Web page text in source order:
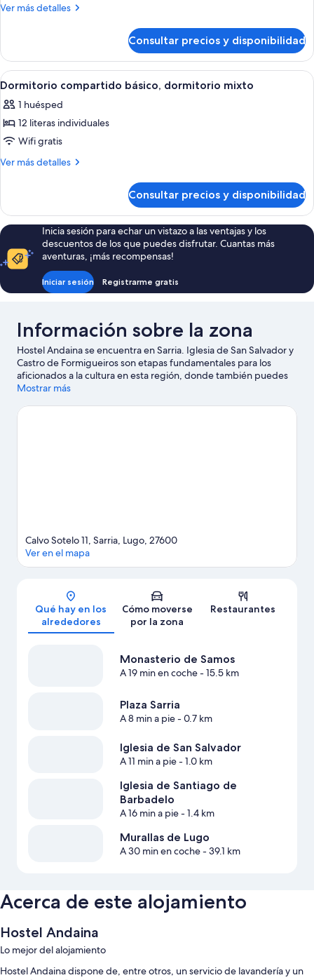
habitación
Ver más detalles
Más
individual
en
habitación
Consultar precios y disponibilidad
Abrir
todas
las
fotos
de
Dormitorio
dormitorio
mixto
Una cama litera con el número 20
4
Dormitorio compartido básico, dormitorio mixto
1 huésped
12 literas individuales
Wifi gratis
Ver más detalles
Más
compartido
básico,
dormitorio
mixto
Consultar precios y disponibilidad
Inicia sesión para echar un vistazo a las ventajas y los
descuentos de los que puedes disfrutar. Cuantas más
aventuras, ¡más recompensas!
Iniciar sesión Registrarme gratis
Información sobre la zona
Hostel Andaina se encuentra en Sarria. Iglesia de San Salvador y
Castro de Formigueiros son etapas fundamentales para los
aficionados a la cultura en esta región, donde también puedes
acercarte a lugares emblemáticos como Concello de Portomarín
Mostrar más
Mapa
Calvo Sotelo 11, Sarria, Lugo, 27600
Ver en el mapa
Qué hay en los
alrededores
Cómo moverse
por la zona
Restaurantes
Monasterio de Samos
A 19 min en coche- 15.5 km
Plaza Sarria
A 8 min a pie- 0.7 km
Iglesia de San Salvador
A 11 min a pie- 1.0 km
Iglesia de Santiago de
Barbadelo
A 16 min a pie- 1.4 km
Murallas de Lugo
A 30 min en coche- 39.1 km
Acerca de este alojamiento
Hostel Andaina
Lo mejor del alojamiento
Hostel Andaina dispone de, entre otros, un servicio de lavandería y un